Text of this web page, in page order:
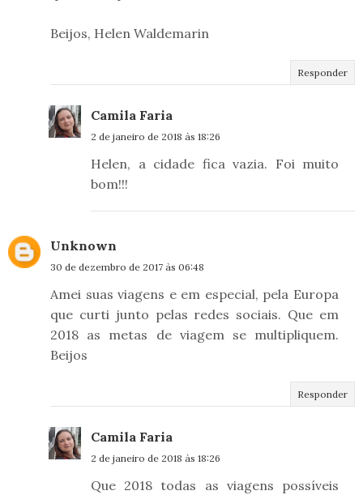
Beijos, Helen Waldemarin
Responder
Camila Faria
2 de janeiro de 2018 às 18:26
Helen, a cidade fica vazia. Foi muito
bom!!!
Unknown
30 de dezembro de 2017 às 06:48
Amei suas viagens e em especial, pela Europa
que curti junto pelas redes sociais. Que em
2018 as metas de viagem se multipliquem.
Beijos
Responder
Camila Faria
2 de janeiro de 2018 às 18:26
Que 2018 todas as viagens possíveis